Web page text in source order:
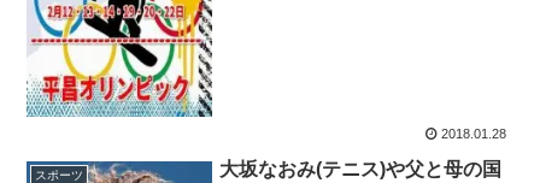
2018.01.28
スポーツ
大坂なおみ(テニス)や父と母の国